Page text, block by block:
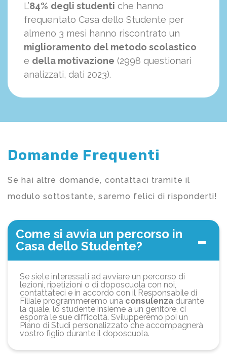
L’84% degli studenti che hanno
frequentato Casa dello Studente per
almeno 3 mesi hanno riscontrato un
miglioramento del metodo scolastico
e della motivazione (2998 questionari
analizzati, dati 2023).
Domande Frequenti
Se hai altre domande, contattaci tramite il
modulo sottostante, saremo felici di risponderti!
Come si avvia un percorso in
Casa dello Studente?
Se siete interessati ad avviare un percorso di
lezioni, ripetizioni o di doposcuola con noi,
contattateci e in accordo con il Responsabile di
Filiale programmeremo una consulenza durante
la quale, lo studente insieme a un genitore, ci
esporrà le sue difficoltà. Svilupperemo poi un
Piano di Studi personalizzato che accompagnerà
vostro figlio durante il doposcuola.